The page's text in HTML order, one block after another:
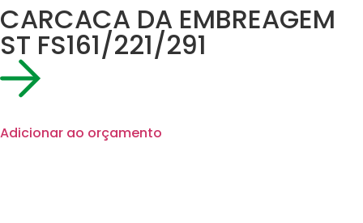
CARCACA DA EMBREAGEM
ST FS161/221/291
Adicionar ao orçamento